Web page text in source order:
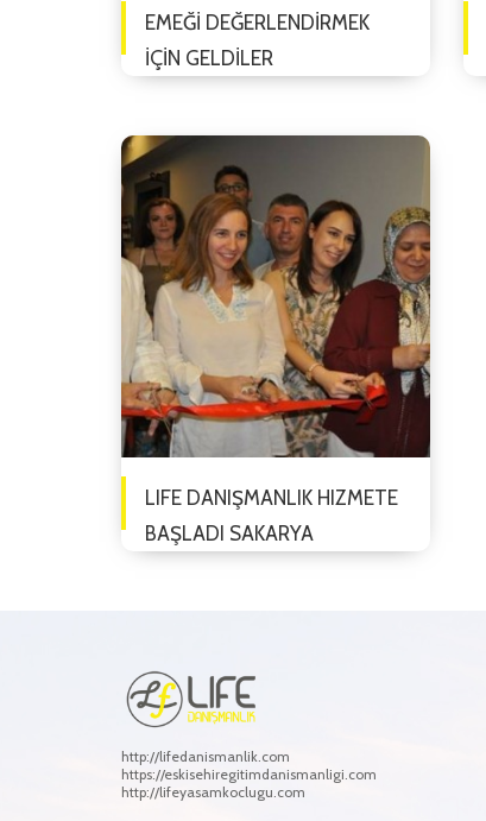
EMEĞİ DEĞERLENDİRMEK
İÇİN GELDİLER
Vakfı (KEDV), Eskişehir'deki
girişimci kadınların
bilinçlendirilmesi için Eskişehir'de
bir sempozyum d&uum...
LIFE DANIŞMANLIK HIZMETE
BAŞLADI SAKARYA
Plaza'da hizmete girdi. Firmanın
açılış törenine Eskişehir Ticaret
Odası Başkan...
http://lifedanismanlik.com
https://eskisehiregitimdanismanligi.com
http://lifeyasamkoclugu.com